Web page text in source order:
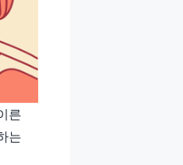
른
는